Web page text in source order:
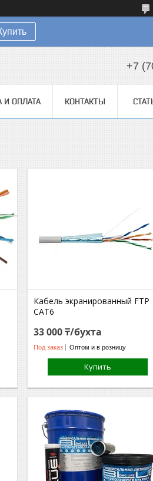
+7
И ОПЛАТА КОНТАКТЫ
Кабель экранированный FTP
CAT6
33 000 ₸/бухта
Под заказ Оптом и в розницу
Купить